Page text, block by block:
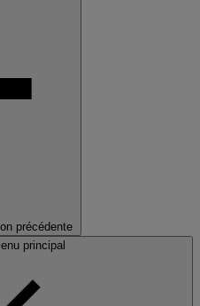
précédente
principal